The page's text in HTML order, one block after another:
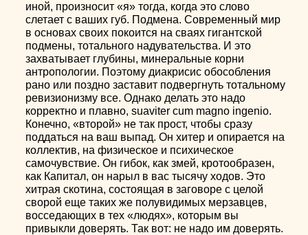
иной, произносит «я» тогда, когда это слово
слетает с ваших губ. Подмена. Современный мир
в основах своих покоится на сваях гигантской
подмены, тотального надувательства. И это
захватывает глубины, минеральные корни
антропологии. Поэтому диакрисис обособления
рано или поздно заставит подвергнуть тотальному
ревизионизму все. Однако делать это надо
корректно и плавно, suaviter cum magno ingenio.
Конечно, «второй» не так прост, чтобы сразу
поддаться на ваш выпад. Он хитер и опирается на
коллектив, на физическое и психическое
самочувствие. Он гибок, как змей, кротообразен,
как Капитал, он нарыл в вас тысячу ходов. Это
хитрая скотина, состоящая в заговоре с целой
сворой еще таких же полувидимых мерзавцев,
восседающих в тех «людях», которым вы
привыкли доверять. Так вот: не надо им доверять.